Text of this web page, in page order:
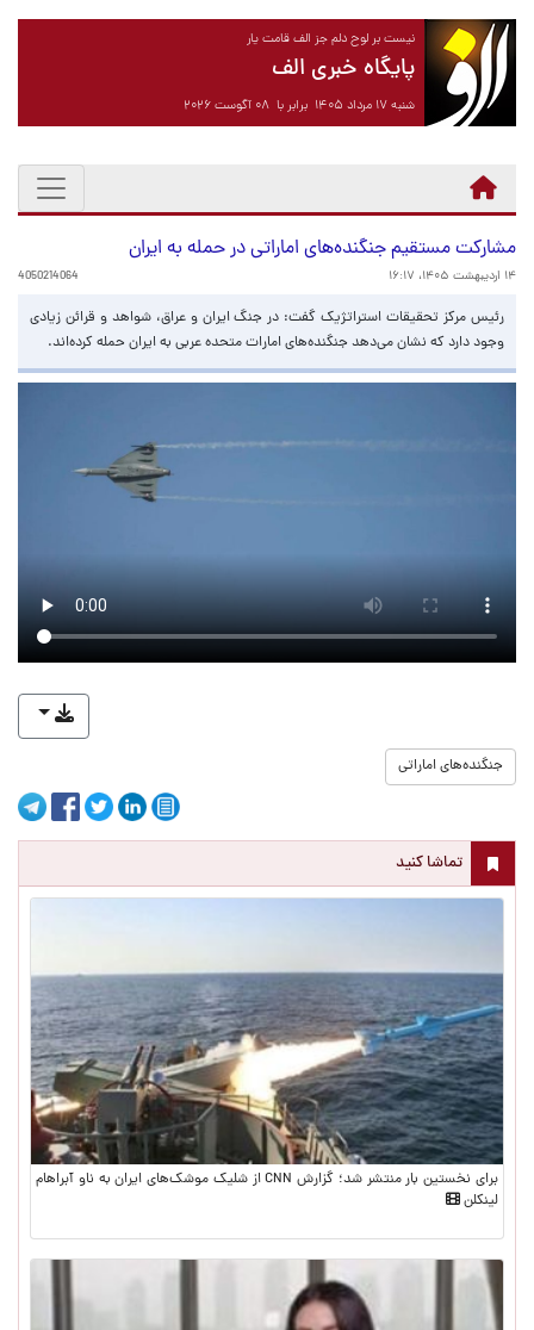
نیست بر لوح دلم جز الف قامت یار
پایگاه خبری الف
شنبه ۱۷ مرداد ۱۴۰۵ برابر با ۰۸ آگوست ۲۰۲۶
مشارکت مستقیم جنگنده‌های اماراتی در حمله به ایران
۱۴ اردیبهشت ۱۴۰۵، ۱۶:۱۷ 4050214064
رئیس مرکز تحقیقات استراتژیک گفت: در جنگ ایران و عراق، شواهد و قرائن زیادی
وجود دارد که نشان می‌دهد جنگنده‌های امارات متحده عربی به ایران حمله کرده‌اند.
جنگنده‌های اماراتی
تماشا کنید
برای نخستین بار منتشر شد؛ گزارش CNN از شلیک موشک‌های ایران به ناو آبراهام
لینکلن